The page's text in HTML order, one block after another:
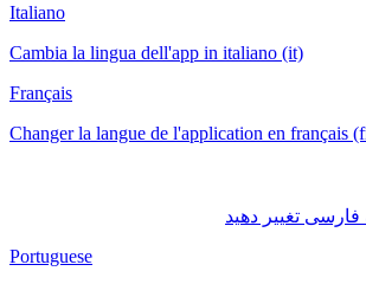
Italiano
Cambia la lingua dell'app in italiano (it)
Français
Changer la langue de l'application en français
Portuguese